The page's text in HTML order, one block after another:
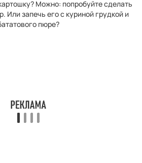
Можно: попробуйте сделать
Или запечь его с куриной грудкой и
пюре?